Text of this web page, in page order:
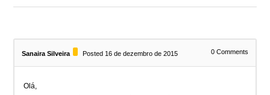
Sanaira Silveira Posted 16 de dezembro de 2015 0Comments
Olá,